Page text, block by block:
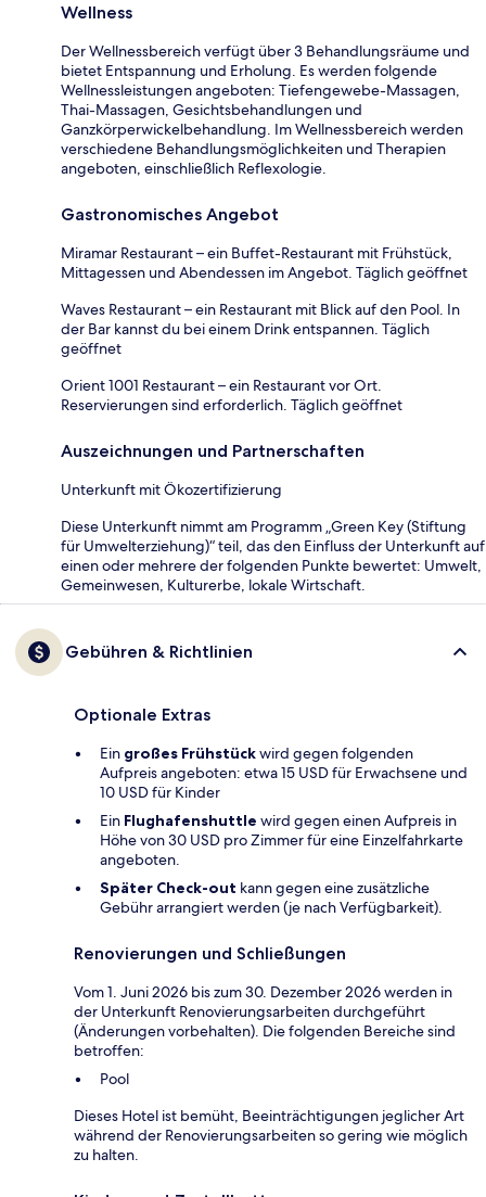
Wellness
Der Wellnessbereich verfügt über 3 Behandlungsräume und
bietet Entspannung und Erholung. Es werden folgende
Wellnessleistungen angeboten: Tiefengewebe-Massagen,
Thai-Massagen, Gesichtsbehandlungen und
Ganzkörperwickelbehandlung. Im Wellnessbereich werden
verschiedene Behandlungsmöglichkeiten und Therapien
angeboten, einschließlich Reflexologie.
Gastronomisches Angebot
Miramar Restaurant – ein Buffet-Restaurant mit Frühstück,
Mittagessen und Abendessen im Angebot. Täglich geöffnet
Waves Restaurant – ein Restaurant mit Blick auf den Pool. In
der Bar kannst du bei einem Drink entspannen. Täglich
geöffnet
Orient 1001 Restaurant – ein Restaurant vor Ort.
Reservierungen sind erforderlich. Täglich geöffnet
Auszeichnungen und Partnerschaften
Unterkunft mit Ökozertifizierung
Diese Unterkunft nimmt am Programm „Green Key (Stiftung
für Umwelterziehung)“ teil, das den Einfluss der Unterkunft auf
einen oder mehrere der folgenden Punkte bewertet: Umwelt,
Gemeinwesen, Kulturerbe, lokale Wirtschaft.
Gebühren & Richtlinien
Optionale Extras
Ein großes Frühstückwird gegen folgenden
Aufpreis angeboten: etwa 15 USD für Erwachsene und
10 USD für Kinder
Ein Flughafenshuttle wird gegen einen Aufpreis in
Höhe von 30 USD pro Zimmer für eine Einzelfahrkarte
angeboten.
Später Check-out kann gegen eine zusätzliche
Gebühr arrangiert werden (je nach Verfügbarkeit).
Renovierungen und Schließungen
Vom 1. Juni 2026 bis zum 30. Dezember 2026 werden in
der Unterkunft Renovierungsarbeiten durchgeführt
(Änderungen vorbehalten). Die folgenden Bereiche sind
betroffen:
Pool
Dieses Hotel ist bemüht, Beeinträchtigungen jeglicher Art
während der Renovierungsarbeiten so gering wie möglich
zu halten.